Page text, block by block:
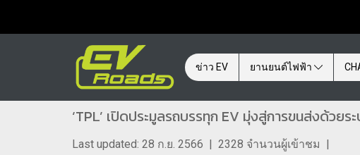
ข่าว EV ยานยนต์ไฟฟ้า
‘TPL’ เปิดประมูลรถบรรทุก EV มุ่งสู่การขนส่งด้ว
Last updated: 28 ก.ย. 2566 | 2328 จำนวนผู้เข้าชม |